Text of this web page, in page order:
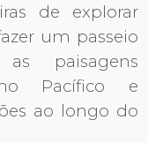
de explorar
um passeio
paisagens
Pacífico e
ao longo do